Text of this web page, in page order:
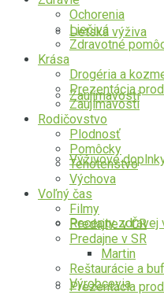
Detská výživa
Zaujímavosti
Výživové
Recepty zdravej
Prezentácia
Ochorenia
Liečivá
Zdravotné
Krása
Drogéria a
Prezentácia
Zaujímavosti
Rodičovstvo
Plodnosť
Pomôcky
Tehotenstvo
Výchova
Voľný čas
Filmy
Predajne v ČR
Predajne v SR
Martin
Reštaurácie a
Výrobcovia